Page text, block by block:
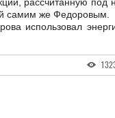
самим же Федоровым.
использовал